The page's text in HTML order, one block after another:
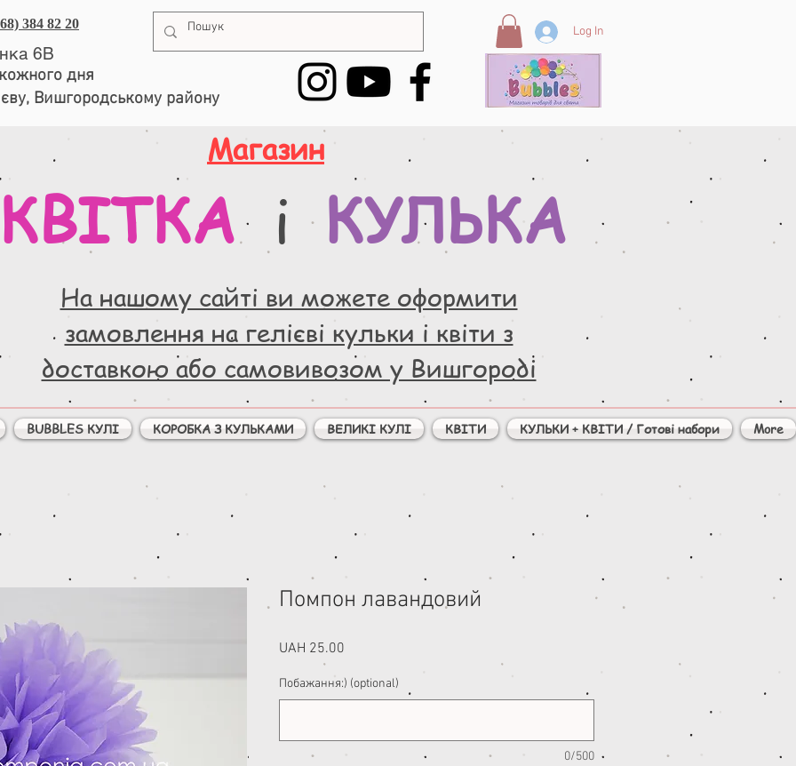
384 82 20
6В
Log In
дня
Вишгородському району
Магазин
КВІТКА і КУЛЬКА
На нашому сайті ви можете оформити
замовлення на гелієві кульки і квіти з
доставкою або самовивозом у Вишгороді
BUBBLES КУЛІ КОРОБКА З КУЛЬКАМИ ВЕЛИКІ КУЛІ КВІТИ КУЛЬКИ + КВІТИ / Готові набори More
Помпон лавандовий
UAH 25.00
Побажання:) (optional)
0/500